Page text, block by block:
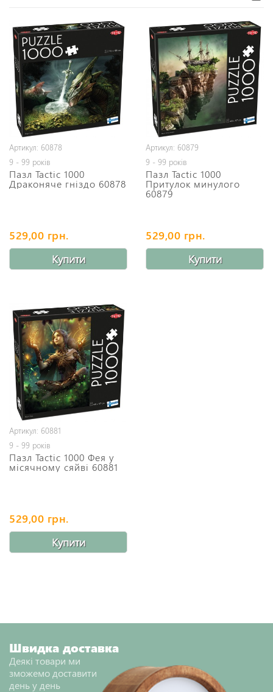
Артикул: 60878
9 - 99 років
Пазл Tactic 1000
Драконяче гніздо 60878
529,00 грн.
Купити
Артикул: 60879
9 - 99 років
Пазл Tactic 1000
Притулок минулого
60879
529,00 грн.
Купити
Артикул: 60881
9 - 99 років
Пазл Tactic 1000 Фея у
місячному сяйві 60881
529,00 грн.
Купити
Швидка доставка
Деякі товари ми
зможемо доставити
день у день